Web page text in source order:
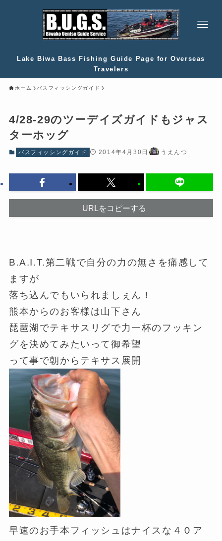
Lake Biwa Bass Fishing Guide Page for Overseas
Travelers
ホーム バスフィッシングガイド
4/28-29のツーデイズガイドもジャス
ターホッグ
バスフィッシングガイド 2014年4月30日 うえんつ
URLをコピーする
B.A.I.T.第二戦で自分の力の無さを痛感して
ますが
落ち込んでもいられましぇん！
熊本からのお客様は山下さん
琵琶湖でテキサスリグで力一杯のフッキン
グを決めてみたいって御希望
って事で朝からテキサス展開
早速のお手本フィッシュはナイスな４０ア